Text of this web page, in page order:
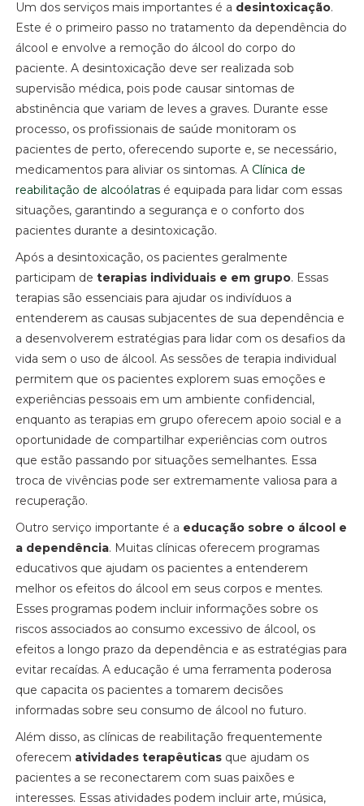
Um dos serviços mais importantes é a desintoxicação.
Este é o primeiro passo no tratamento da dependência do
álcool e envolve a remoção do álcool do corpo do
paciente. A desintoxicação deve ser realizada sob
supervisão médica, pois pode causar sintomas de
abstinência que variam de leves a graves. Durante esse
processo, os profissionais de saúde monitoram os
pacientes de perto, oferecendo suporte e, se necessário,
medicamentos para aliviar os sintomas. A Clínica de
reabilitação de alcoólatras é equipada para lidar com essas
situações, garantindo a segurança e o conforto dos
pacientes durante a desintoxicação.
Após a desintoxicação, os pacientes geralmente
participam deterapias individuais e em grupo. Essas
terapias são essenciais para ajudar os indivíduos a
entenderem as causas subjacentes de sua dependência e
a desenvolverem estratégias para lidar com os desafios da
vida sem o uso de álcool. As sessões de terapia individual
permitem que os pacientes explorem suas emoções e
experiências pessoais em um ambiente confidencial,
enquanto as terapias em grupo oferecem apoio social e a
oportunidade de compartilhar experiências com outros
que estão passando por situações semelhantes. Essa
troca de vivências pode ser extremamente valiosa para a
recuperação.
Outro serviço importante é a educação sobre o álcool e
a dependência. Muitas clínicas oferecem programas
educativos que ajudam os pacientes a entenderem
melhor os efeitos do álcool em seus corpos e mentes.
Esses programas podem incluir informações sobre os
riscos associados ao consumo excessivo de álcool, os
efeitos a longo prazo da dependência e as estratégias para
evitar recaídas. A educação é uma ferramenta poderosa
que capacita os pacientes a tomarem decisões
informadas sobre seu consumo de álcool no futuro.
Além disso, as clínicas de reabilitação frequentemente
oferecem atividades terapêuticas que ajudam os
pacientes a se reconectarem com suas paixões e
interesses. Essas atividades podem incluir arte, música,